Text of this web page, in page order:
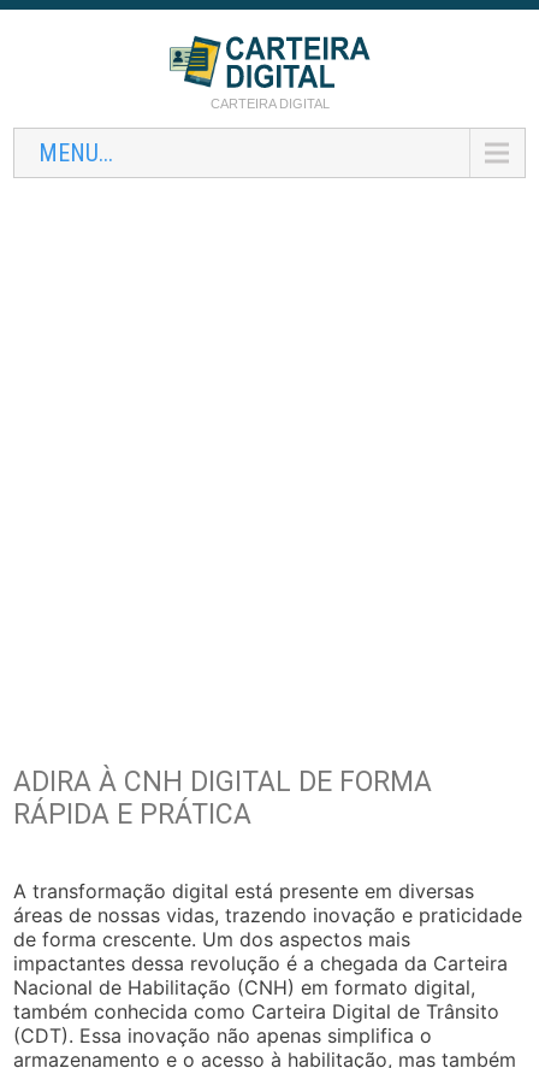
CARTEIRA DIGITAL
MENU...
ADIRA À CNH DIGITAL DE FORMA
RÁPIDA E PRÁTICA
A transformação digital está presente em diversas
áreas de nossas vidas, trazendo inovação e praticidade
de forma crescente. Um dos aspectos mais
impactantes dessa revolução é a chegada da Carteira
Nacional de Habilitação (CNH) em formato digital,
também conhecida como Carteira Digital de Trânsito
(CDT). Essa inovação não apenas simplifica o
armazenamento e o acesso à habilitação, mas também